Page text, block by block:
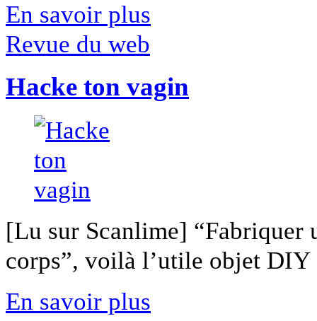
En savoir plus
Revue du web
Hacke ton vagin
[Lu sur Scanlime] “Fabriquer
corps”, voilà l’utile objet
En savoir plus